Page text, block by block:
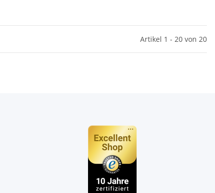
Artikel 1 - 20 von 20